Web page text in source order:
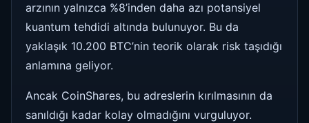
arzının yalnızca %8’inden daha azı potansiyel
kuantum tehdidi altında bulunuyor. Bu da
yaklaşık 10.200 BTC’nin teorik olarak risk taşıdığı
anlamına geliyor.
Ancak CoinShares, bu adreslerin kırılmasının da
sanıldığı kadar kolay olmadığını vurguluyor.